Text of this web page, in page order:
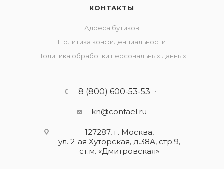
КОНТАКТЫ
Адреса бутиков
Политика конфиденциальности
Политика обработки персональных данных
8 (800) 600-53-53
kn@confael.ru
127287, г. Москва,
ул. 2-ая Хуторская, д.38А, стр.9,
ст.м. «Дмитровская»